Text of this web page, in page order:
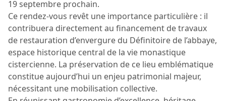
19 septembre prochain.
Ce rendez-vous revêt une importance particulière : il
contribuera directement au financement de travaux
de restauration d’envergure du Définitoire de l’abbaye,
espace historique central de la vie monastique
cistercienne. La préservation de ce lieu emblématique
constitue aujourd’hui un enjeu patrimonial majeur,
nécessitant une mobilisation collective.